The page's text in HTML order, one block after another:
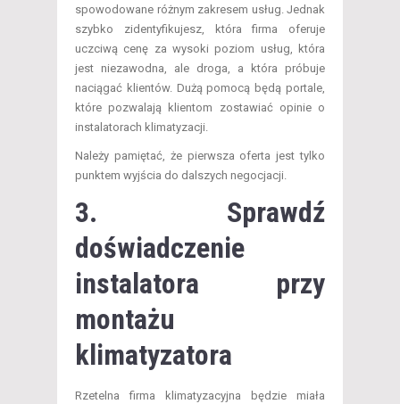
spowodowane różnym zakresem usług. Jednak
szybko zidentyfikujesz, która firma oferuje
uczciwą cenę za wysoki poziom usług, która
jest niezawodna, ale droga, a która próbuje
naciągać klientów. Dużą pomocą będą portale,
które pozwalają klientom zostawiać opinie o
instalatorach klimatyzacji.
Należy pamiętać, że pierwsza oferta jest tylko
punktem wyjścia do dalszych negocjacji.
3. Sprawdź
doświadczenie
instalatora przy
montażu
klimatyzatora
Rzetelna firma klimatyzacyjna będzie miała